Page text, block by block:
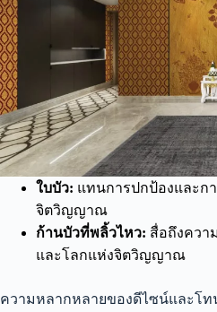
ใบบัว: แทนการปกป้องและก
จิตวิญญาณ
ก้านบัวที่พลิ้วไหว: สื่อถึงควา
และโลกแห่งจิตวิญญาณ
ความหลากหลายของดีไซน์และโ